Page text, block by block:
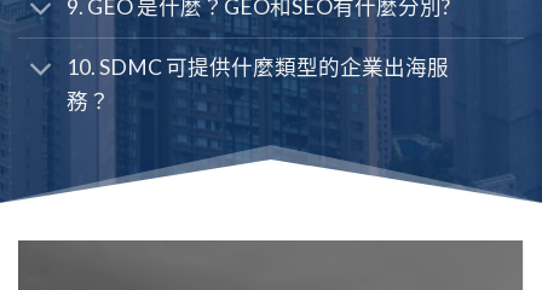
9. GEO 是什麼？GEO和SEO有什麼分別?
10. SDMC 可提供什麼類型的企業出海服